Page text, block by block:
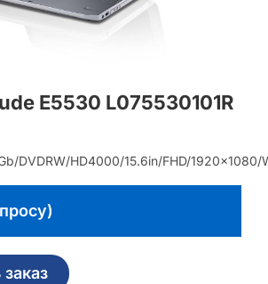
E5530 L075530101R
DVDRW/HD4000/15.6in/FHD/